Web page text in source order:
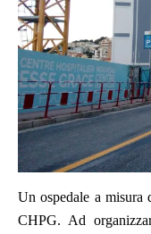
Un ospedale a misura
CHPG. Ad